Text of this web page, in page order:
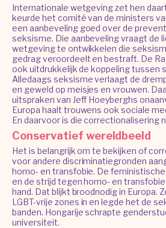
Internationale wetgeving zet hen
keurde het comité van de ministers
een aanbeveling goed over de
seksisme. Die aanbeveling vraagt de
wetgeving te ontwikkelen die
gedrag veroordeelt en bestraft. De
ook uitdrukkelijk de koppeling tussen
Alledaags seksisme verlaagt de
en geweld op meisjes en vrouwen.
uitspraken van Jeff Hoeyberghs
Europa haalt trouwens ook sociale
En daarvoor is die correctionalisering
Conservatief wereldbeeld
Het is belangrijk om te bekijken of
voor andere discriminatiegronden
homo- en transfobie. De
en de strijd tegen homo- en transfobie
hand. Dat blijkt broodnodig in Europa.
LGBT-vrije zones in en legde het de
banden. Hongarije schrapte
universiteit.